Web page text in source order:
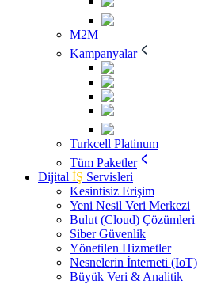
M2M
Kampanyalar
Turkcell Platinum
Tüm Paketler
Dijital İŞ Servisleri
Kesintisiz Erişim
Yeni Nesil Veri Merkezi
Bulut (Cloud) Çözümleri
Siber Güvenlik
Yönetilen Hizmetler
Nesnelerin İnterneti (IoT)
Büyük Veri & Analitik